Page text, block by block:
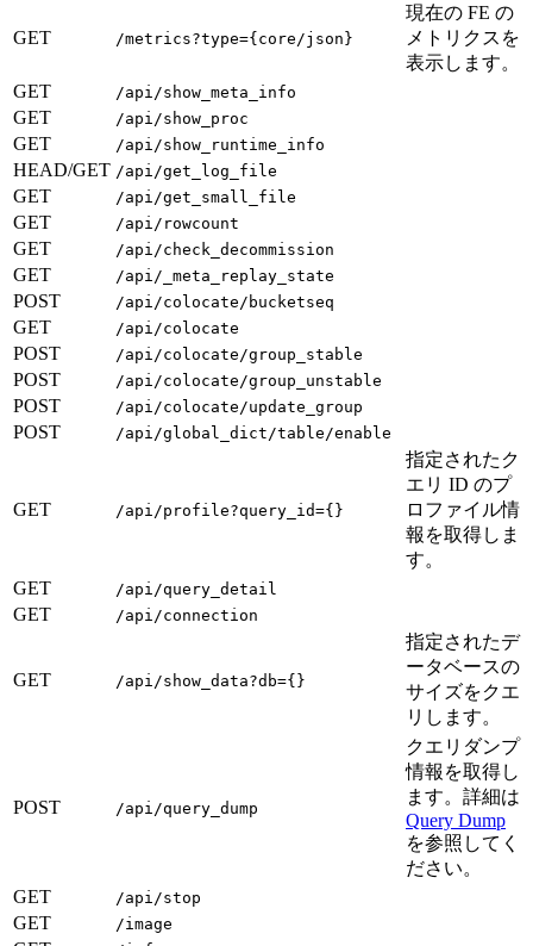
GET /metrics?type={core/json}
現在の FE の
メトリクスを
表示します。
GET
/api/show_meta_info
GET /api/show_proc
GET /api/show_runtime_info
HEAD/GET /api/get_log_file
GET /api/get_small_file
GET /api/rowcount
GET /api/check_decommission
GET /api/_meta_replay_state
POST /api/colocate/bucketseq
GET /api/colocate
POST /api/colocate/group_stable
POST /api/colocate/group_unstable
POST /api/colocate/update_group
POST /api/global_dict/table/enable
GET /api/profile?query_id={}
指定されたク
エリ ID のプ
ロファイル情
報を取得しま
す。
GET
/api/query_detail
GET /api/connection
GET /api/show_data?db={}
指定されたデ
ータベースの
サイズをクエ
リします。
POST /api/query_dump
クエリダンプ
情報を取得し
ます。詳細は
Query Dump
を参照してく
ださい。
GET
/api/stop
GET /image